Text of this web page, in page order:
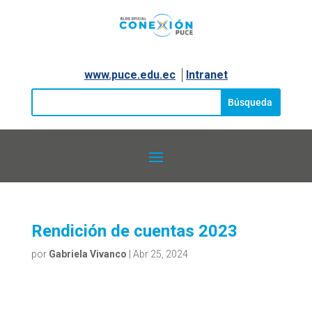
www.puce.edu.ec│ Intranet
Rendición de cuentas 2023
por Gabriela Vivanco Abr 25, 2024